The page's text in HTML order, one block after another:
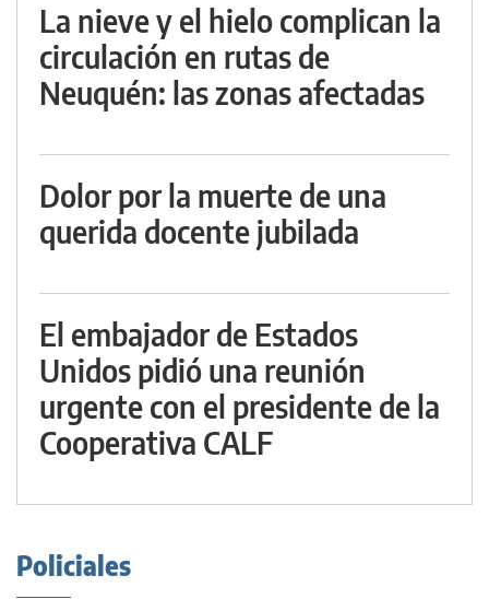
La nieve y el hielo complican la
circulación en rutas de
Neuquén: las zonas afectadas
Dolor por la muerte de una
querida docente jubilada
El embajador de Estados
Unidos pidió una reunión
urgente con el presidente de la
Cooperativa CALF
Policiales